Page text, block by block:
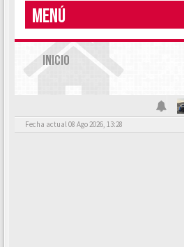
MENÚ
INICIO
Fecha actual 08 Ago 2026, 13:28